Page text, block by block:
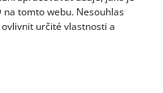
tomto webu. Nesouhlas
určité vlastnosti a